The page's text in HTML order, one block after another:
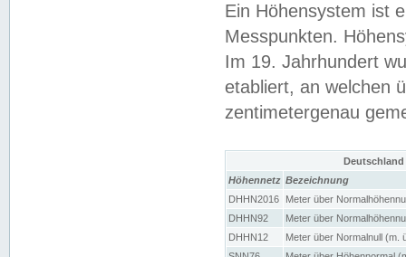
Ein Höhensystem ist
Messpunkten.
Im 19. Jahrhundert
etabliert, an welchen
zentimetergenau
Höhennetz Bezeichnung
DHHN2016
Meter über
DHHN92
Meter über
DHHN12
Meter über Normalnull (m.